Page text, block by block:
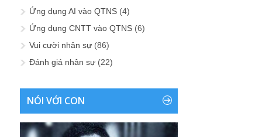
Ứng dụng AI vào QTNS (4)
Ứng dụng CNTT vào QTNS (6)
Vui cười nhân sự (86)
Đánh giá nhân sự (22)
NÓI VỚI CON